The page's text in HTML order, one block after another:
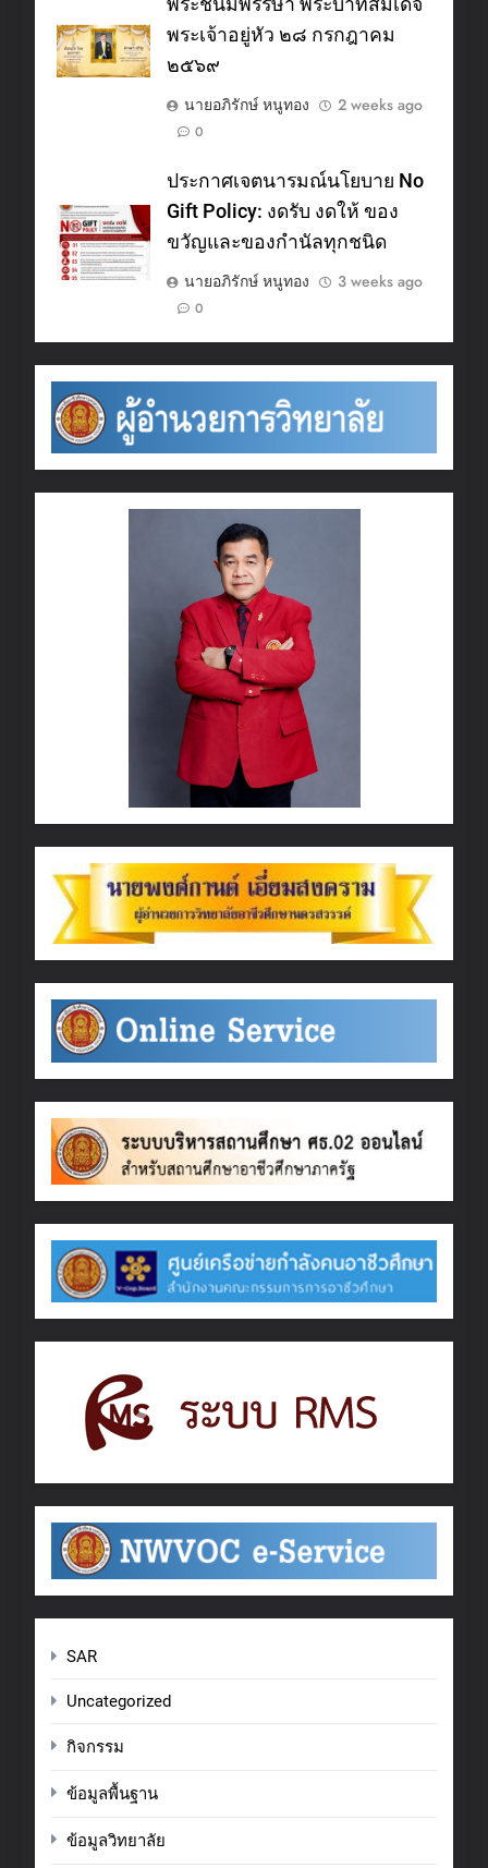
พระเจ้าอยู่หัว ๒๘ กรกฎาคม
๒๕๖๙
นายอภิรักษ์ หนูทอง
2 weeks ago
0
ประกาศเจตนารมณ์นโยบาย No
Gift Policy: งดรับ งดให้ ของ
ขวัญและของกำนัลทุกชนิด
นายอภิรักษ์ หนูทอง
3 weeks ago
0
SAR
Uncategorized
กิจกรรม
ข้อมูลพื้นฐาน
ข้อมูลวิทยาลัย